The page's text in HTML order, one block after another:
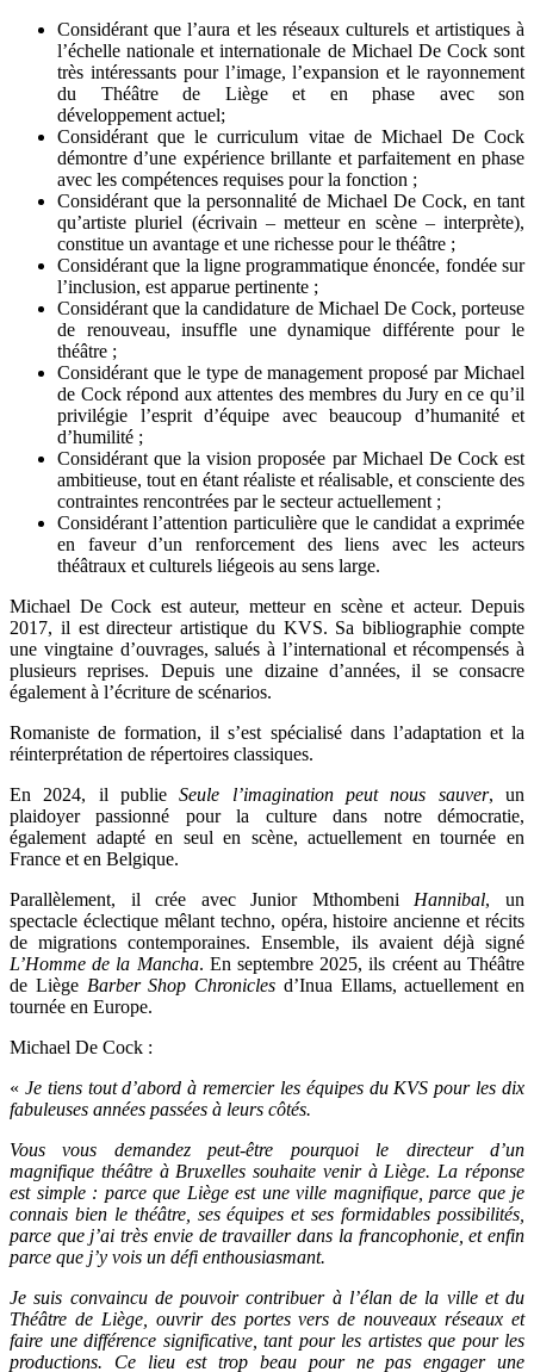
Considérant que l’aura et les réseaux culturels et artistiques à
l’échelle nationale et internationale de Michael De Cock sont
très intéressants pour l’image, l’expansion et le rayonnement
du Théâtre de Liège et en phase avec son
développement actuel;
Considérant que le curriculum vitae de Michael De Cock
démontre d’une expérience brillante et parfaitement en phase
avec les compétences requises pour la fonction ;
Considérant que la personnalité de Michael De Cock, en tant
qu’artiste pluriel (écrivain – metteur en scène – interprète),
constitue un avantage et une richesse pour le théâtre ;
Considérant que la ligne programmatique énoncée, fondée sur
l’inclusion, est apparue pertinente ;
Considérant que la candidature de Michael De Cock, porteuse
de renouveau, insuffle une dynamique différente pour le
théâtre ;
Considérant que le type de management proposé par Michael
de Cock répond aux attentes des membres du Jury en ce qu’il
privilégie l’esprit d’équipe avec beaucoup d’humanité et
d’humilité ;
Considérant que la vision proposée par Michael De Cock est
ambitieuse, tout en étant réaliste et réalisable, et consciente des
contraintes rencontrées par le secteur actuellement ;
Considérant l’attention particulière que le candidat a exprimée
en faveur d’un renforcement des liens avec les acteurs
théâtraux et culturels liégeois au sens large.
Michael De Cock est auteur, metteur en scène et acteur. Depuis
2017, il est directeur artistique du KVS. Sa bibliographie compte
une vingtaine d’ouvrages, salués à l’international et récompensés à
plusieurs reprises. Depuis une dizaine d’années, il se consacre
également à l’écriture de scénarios.
Romaniste de formation, il s’est spécialisé dans l’adaptation et la
réinterprétation de répertoires classiques.
En 2024, il publieSeule l’imagination peut nous sauver, un
plaidoyer passionné pour la culture dans notre démocratie,
également adapté en seul en scène, actuellement en tournée en
France et en Belgique.
Parallèlement, il crée avec Junior Mthombeni Hannibal, un
spectacle éclectique mêlant techno, opéra, histoire ancienne et récits
de migrations contemporaines. Ensemble, ils avaient déjà signé
L’Homme de la Mancha. En septembre 2025, ils créent au Théâtre
de Liège Barber Shop Chronicles d’Inua Ellams, actuellement en
tournée en Europe.
Michael De Cock :
« Je tiens tout d’abord à remercier les équipes du KVS pour les dix
fabuleuses années passées à leurs côtés.
Vous vous demandez peut-être pourquoi le directeur d’un
magnifique théâtre à Bruxelles souhaite venir à Liège. La réponse
est simple : parce que Liège est une ville magnifique, parce que je
connais bien le théâtre, ses équipes et ses formidables possibilités,
parce que j’ai très envie de travailler dans la francophonie, et enfin
parce que j’y vois un défi enthousiasmant.
Je suis convaincu de pouvoir contribuer à l’élan de la ville et du
Théâtre de Liège, ouvrir des portes vers de nouveaux réseaux et
faire une différence significative, tant pour les artistes que pour les
productions. Ce lieu est trop beau pour ne pas engager une